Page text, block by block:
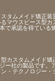
タムメイド矯正装
マウスピース型
で承認を得ている
カスタムメイド
ー社の製品です。
・テクノロジー・